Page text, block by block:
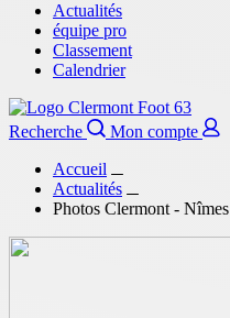
Actualités
équipe pro
Classement
Calendrier
Recherche
Mon compte
Accueil
Actualités
Photos Clermont - Nîmes